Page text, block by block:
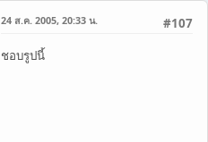
#107
24 ส.ค. 2005, 20:33 น.
ชอบรูปนี้